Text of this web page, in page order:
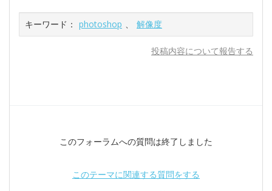
キーワード： photoshop 、 解像度
投稿内容について報告する
このフォーラムへの質問は終了しました
このテーマに関連する質問をする